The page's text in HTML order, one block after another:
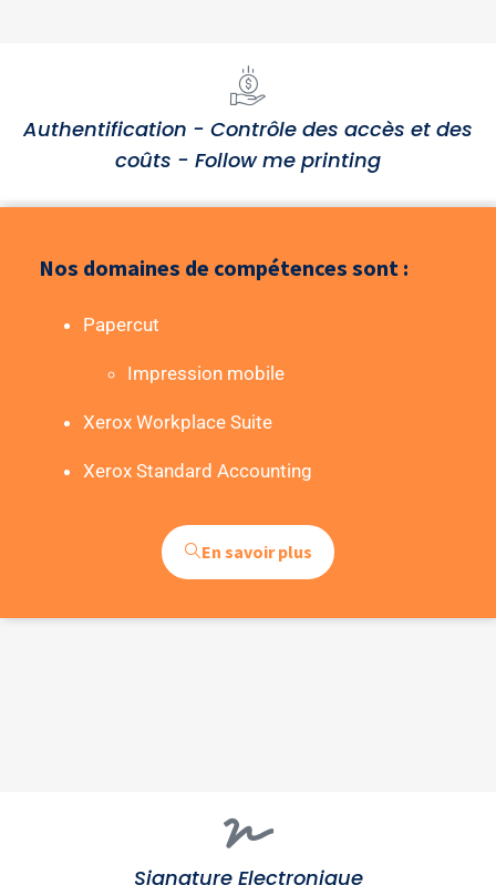
Authentification - Contrôle des accès et des
coûts - Follow me printing
Nos domaines de compétences sont :
Papercut
Impression mobile
Xerox Workplace Suite
Xerox Standard Accounting
En savoir plus
Signature Electronique